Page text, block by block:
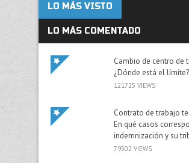
LO MÁS VISTO
LO MÁS COMENTADO
Cambio de centro de
¿Dónde está el límite?
121725 VIEWS
Contrato de trabajo
En qué casos
indemnización y su
79502 VIEWS